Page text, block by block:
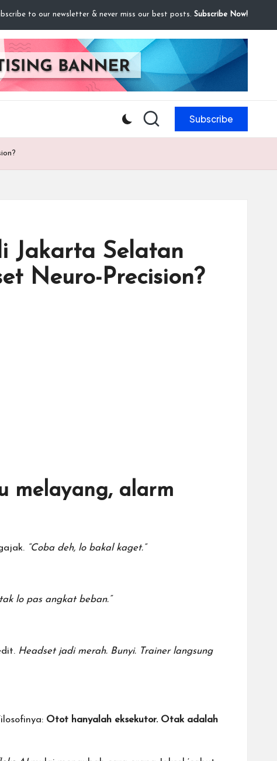
to our newsletter & never miss our best posts. Subscribe Now!
Subscribe
Jakarta Selatan
Neuro-Precision?
melayang, alarm
“Coba deh, lo bakal kaget.”
lo pas angkat beban.”
Headset jadi merah. Bunyi. Trainer langsung
Otot hanyalah eksekutor. Otak adalah